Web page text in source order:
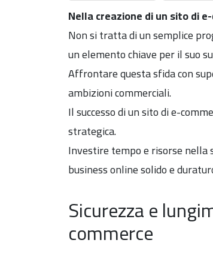
Nella creazionedi un sito di
Non si tratta di un semplice
un elemento chiave per il suo
Affrontare questa sfida con
ambizioni commerciali.
Il successo di un sito di e-
strategica.
Investire tempo e risorse
business online solido e
Sicurezza e
commerce